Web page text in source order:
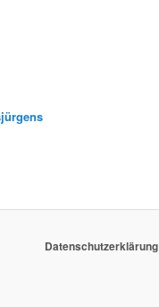
Datenschutzerklärung